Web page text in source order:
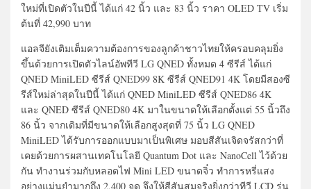
ใหม่ที่เปิดตัวในปีนี้ ได้แก่ 42 นิ้ว และ 83 นิ้ว ราคา OLED TV เริ่ม
ต้นที่ 42,990 บาท
แอลจียังเติมเต็มความต้องการของลูกค้าชาวไทยให้ครอบคลุมยิ่ง
ขึ้นด้วยการเปิดตัวไลน์อัพทีวี LG QNED ทั้งหมด 4 ซีรีส์ ได้แก่
QNED MiniLED ซีรีส์ QNED99 8K ซีรีส์ QNED91 4K โดยมีสองซี
รีส์ใหม่ล่าสุดในปีนี้ ได้แก่ QNED MiniLED ซีรีส์ QNED86 4K
และ QNED ซีรีส์ QNED80 4K มาในขนาดให้เลือกตั้งแต่ 55 นิ้วถึง
86 นิ้ว จากเดิมที่มีขนาดให้เลือกสูงสุดที่ 75 นิ้ว LG QNED
MiniLED ได้รับการออกแบบมาเป็นพิเศษ มอบสีสันเจิดจรัสกว่าที่
เคยด้วยการผสานเทคโนโลยี Quantum Dot และ NanoCell ไว้ด้วย
กัน ทำงานร่วมกับหลอดไฟ Mini LED ขนาดจิ๋ว ทำการหรี่แสง
อย่างแม่นยำมากถึง 2,400 จุด จึงให้สีสันสมจริงยิ่งกว่าทีวี LCD รุ่น